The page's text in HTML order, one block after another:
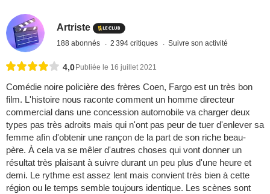
Artriste
188 abonnés 2 394 critiques Suivre son activité
4,0 Publiée le 16 juillet 2021
Comédie noire policière des frères Coen, Fargo est un très bon
film. L'histoire nous raconte comment un homme directeur
commercial dans une concession automobile va charger deux
types pas très adroits mais qui n'ont pas peur de tuer d'enlever sa
femme afin d'obtenir une rançon de la part de son riche beau-
père. À cela va se mêler d'autres choses qui vont donner un
résultat très plaisant à suivre durant un peu plus d'une heure et
demi. Le rythme est assez lent mais convient très bien à cette
région ou le temps semble toujours identique. Les scènes sont